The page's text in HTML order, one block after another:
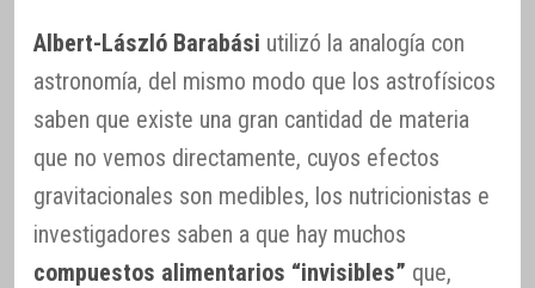
Albert-László Barabási utilizó la analogía con
astronomía, del mismo modo que los astrofísicos
saben que existe una gran cantidad de materia
que no vemos directamente, cuyos efectos
gravitacionales son medibles, los nutricionistas e
investigadores saben a que hay muchos
compuestos alimentarios “invisibles” que,